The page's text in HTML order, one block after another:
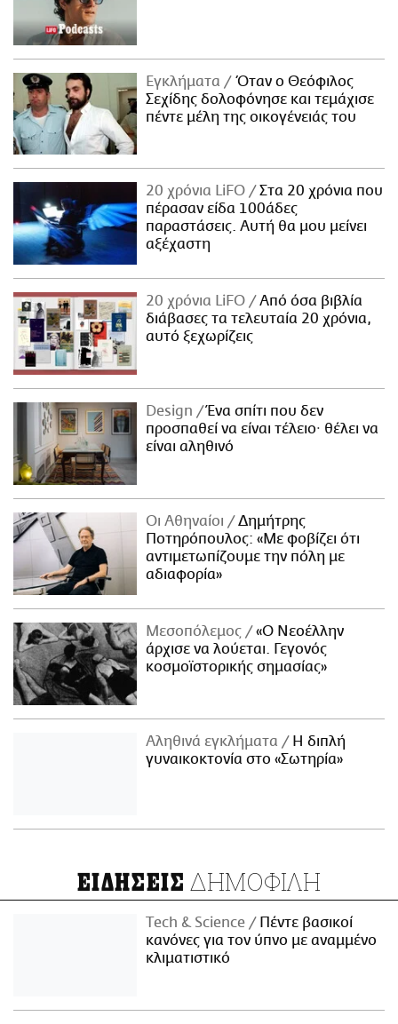
Εγκλήματα
Όταν ο Θεόφιλος
Σεχίδης δολοφόνησε και τεμάχισε
πέντε μέλη της οικογένειάς του
20 χρόνια LiFO
Στα 20 χρόνια που
πέρασαν είδα 100άδες
παραστάσεις. Αυτή θα μου μείνει
αξέχαστη
20 χρόνια LiFO
Από όσα βιβλία
διάβασες τα τελευταία 20 χρόνια,
αυτό ξεχωρίζεις
Design
Ένα σπίτι που δεν
προσπαθεί να είναι τέλειο· θέλει να
είναι αληθινό
Οι Αθηναίοι
Δημήτρης
Ποτηρόπουλος: «Με φοβίζει ότι
αντιμετωπίζουμε την πόλη με
αδιαφορία»
Μεσοπόλεμος
«Ο Νεοέλλην
άρχισε να λούεται. Γεγονός
κοσμοϊστορικής σημασίας»
Αληθινά εγκλήματα
Η διπλή
γυναικοκτονία στο «Σωτηρία»
ΕΙΔΗΣΕΙΣ ΔΗΜΟΦΙΛΗ
Τech & Science
Πέντε βασικοί
κανόνες για τον ύπνο με αναμμένο
κλιματιστικό